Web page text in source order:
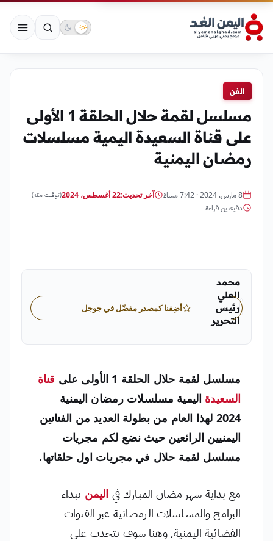
الفن
مسلسل لقمة حلال الحلقة 1 الأولى
على قناة السعيدة اليمية مسلسلات
رمضان اليمنية
8 مارس، 2024 · 7:42 مساءً آخر تحديث:22 أغسطس، 2024 (توقيت مكة)
دقيقتين قراءة
محمد
العلي
رئيس
التحرير
أضِفنا كمصدر مفضّل في جوجل
مسلسل لقمة حلال الحلقة 1 الأولى على قناة
السعيدة اليمية مسلسلات رمضان اليمنية
2024 لهذا العام من بطولة العديد من الفنانين
اليمنيين الرائعين حيث نضع لكم مجريات
مسلسل لقمة حلال في مجريات اول حلقاتها.
مع بداية شهر مضان المبارك في اليمن تبداء
البرامج والمسلسلات الرمضانية عبر القنوات
الفضائية اليمنية, وهنا سوف نتحدث على